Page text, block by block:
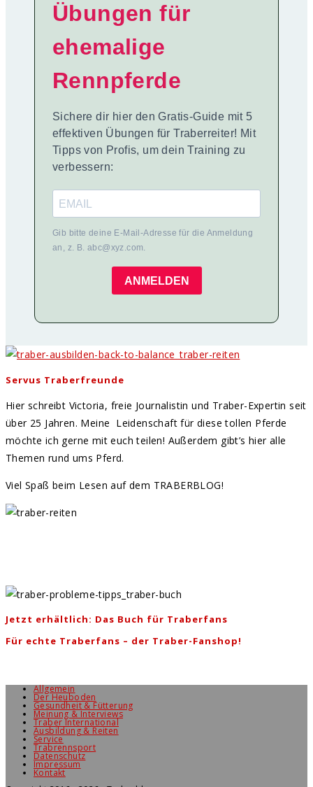
Übungen für
ehemalige
Rennpferde
Sichere dir hier den Gratis-Guide mit 5
effektiven Übungen für Traberreiter! Mit
Tipps von Profis, um dein Training zu
verbessern:
Gib bitte deine E-Mail-Adresse für die Anmeldung
an, z. B. abc@xyz.com.
ANMELDEN
Servus Traberfreunde
Hier schreibt Victoria, freie Journalistin und Traber-Expertin seit
über 25 Jahren. Meine Leidenschaft für diese tollen Pferde
möchte ich gerne mit euch teilen! Außerdem gibt’s hier alle
Themen rund ums Pferd.
Viel Spaß beim Lesen auf dem TRABERBLOG!
Jetzt erhältlich: Das Buch für Traberfans
Für echte Traberfans – der Traber-Fanshop!
Allgemein
Der Heuboden
Gesundheit & Fütterung
Meinung & Interviews
Traber International
Ausbildung & Reiten
Service
Trabrennsport
Datenschutz
Impressum
Kontakt